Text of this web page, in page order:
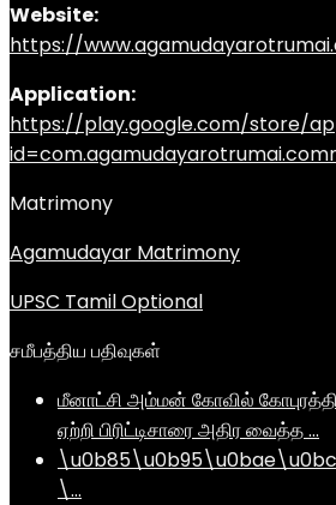
Website:
https://
Application:
https://play.google.com/store/
Matrimony
Agamudayar Matrimony
UPSC Tamil Optional
சமீபத்திய பதிவுகள்
மீனாட்சி அம்மன் கோவில்
ஏற்றி பிரிட்டிசாரை அதிர வைத்த …
\…